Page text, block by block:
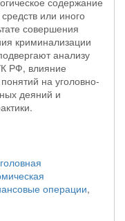
или иного
совершения
криминализации
анализу
РФ, влияние
на уголовно-
деяний и
операции,